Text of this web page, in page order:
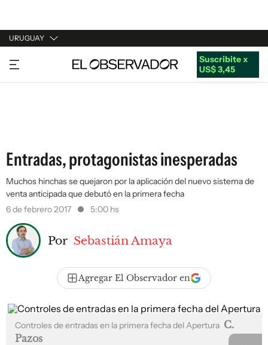
URUGUAY
URUGUAY
ARGENTINA
Suscribite x
US$ 3,45
Entradas, protagonistas inesperadas
Muchos hinchas se quejaron por la aplicación del nuevo sistema de
venta anticipada que debutó en la primera fecha
6 de febrero 2017
5:00 hs
Por Sebastián Amaya
Agregar El Observador en
Controles de entradas en la primera fecha del Apertura C.
Pazos